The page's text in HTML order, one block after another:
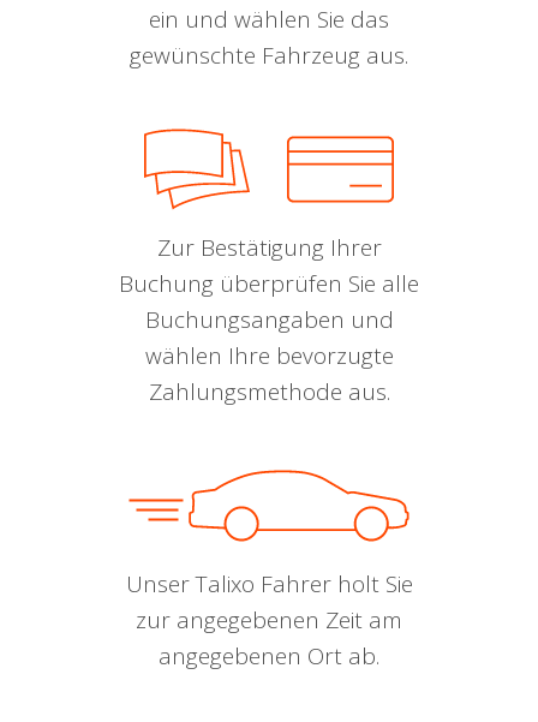
ein und wählen Sie das
gewünschte Fahrzeug aus.
Zur Bestätigung Ihrer
Buchung überprüfen Sie alle
Buchungsangaben und
wählen Ihre bevorzugte
Zahlungsmethode aus.
Unser Talixo Fahrer holt Sie
zur angegebenen Zeit am
angegebenen Ort ab.